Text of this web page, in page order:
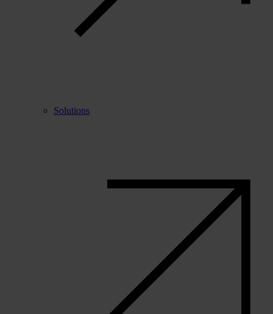
Solutions